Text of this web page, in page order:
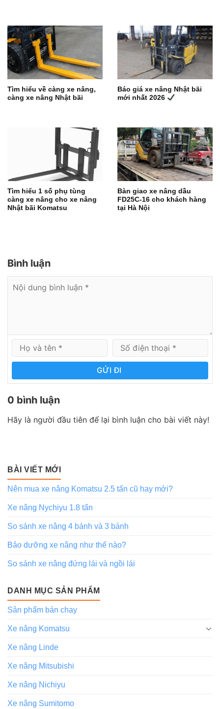
Tìm hiểu về càng xe nâng,
càng xe nâng Nhật bãi
Báo giá xe nâng Nhật bãi
mới nhất 2026
Tìm hiểu 1 số phụ tùng
càng xe nâng cho xe nâng
Nhật bãi Komatsu
Bàn giao xe nâng dầu
FD25C-16 cho khách hàng
tại Hà Nội
Bình luận
GỬI ĐI
0 bình luận
Hãy là người đầu tiên để lại bình luận cho bài viết này!
BÀI VIẾT MỚI
Nên mua xe nâng Komatsu 2.5 tấn cũ hay mới?
Xe nâng Nychiyu 1.8 tấn
So sánh xe nâng 4 bánh và 3 bánh
Bảo dưỡng xe nâng như thế nào?
So sánh xe nâng đứng lái và ngồi lái
DANH MỤC SẢN PHẨM
Sản phẩm bán chạy
Xe nâng Komatsu
Xe nâng Linde
Xe nâng Mitsubishi
Xe nâng Nichiyu
Xe nâng Sumitomo